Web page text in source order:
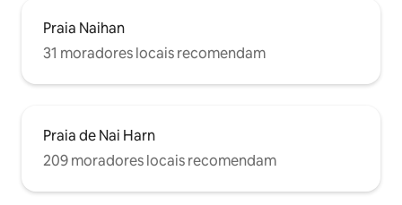
Praia Naihan
31 moradores locais recomendam
Praia de Nai Harn
209 moradores locais recomendam